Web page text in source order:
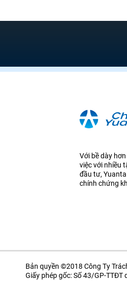
Với bề dày
việc với nhiều
đầu tư,
chính chứng
Bản quyền ©2018 Công Ty
Giấy phép gốc: Số 43/GP-